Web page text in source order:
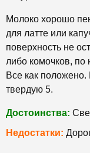
Молоко хорошо
для латте или
поверхность не
либо комочков, по
Все как
твердую 5.
Достоинства:
Недостатки: